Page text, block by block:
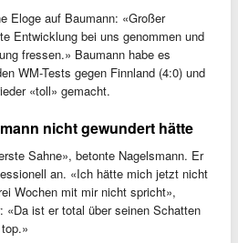
Eloge auf Baumann: «Großer
Entwicklung bei uns genommen und
fressen.» Baumann habe es
WM-Tests gegen Finnland (4:0) und
«toll» gemacht.
nicht gewundert hätte
Sahne», betonte Nagelsmann. Er
an. «Ich hätte mich jetzt nicht
Wochen mit mir nicht spricht»,
«Da ist er total über seinen Schatten